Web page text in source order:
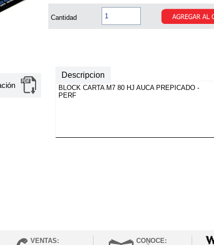
Cantidad
Descripcion
BLOCK CARTA M7 80 HJ AUCA PREPICADO -
PERF
VENTAS:
CONOCE: